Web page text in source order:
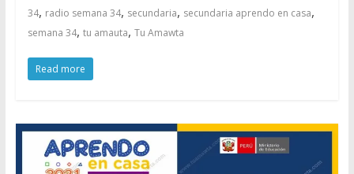
34, radio semana 34, secundaria, secundaria aprendo en casa,
semana 34, tu amauta, Tu Amawta
Read more